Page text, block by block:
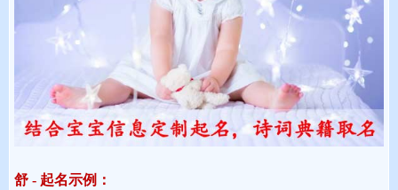
舒 - 起名示例：